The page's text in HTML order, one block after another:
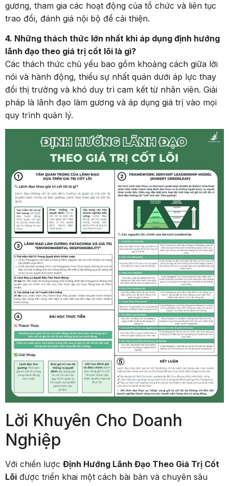
gương, tham gia các hoạt động của tổ chức và liên tục
trao đổi, đánh giá nội bộ để cải thiện.
4. Những thách thức lớn nhất khi áp dụng định hướng
lãnh đạo theo giá trị cốt lõi là gì?
Các thách thức chủ yếu bao gồm khoảng cách giữa lời
nói và hành động, thiếu sự nhất quán dưới áp lực thay
đổi thị trường và khó duy trì cam kết từ nhân viên. Giải
pháp là lãnh đạo làm gương và áp dụng giá trị vào mọi
quy trình quản lý.
Lời Khuyên Cho Doanh
Nghiệp
Với chiến lược Định Hướng Lãnh Đạo Theo Giá Trị Cốt
Lõi được triển khai một cách bài bản và chuyên sâu